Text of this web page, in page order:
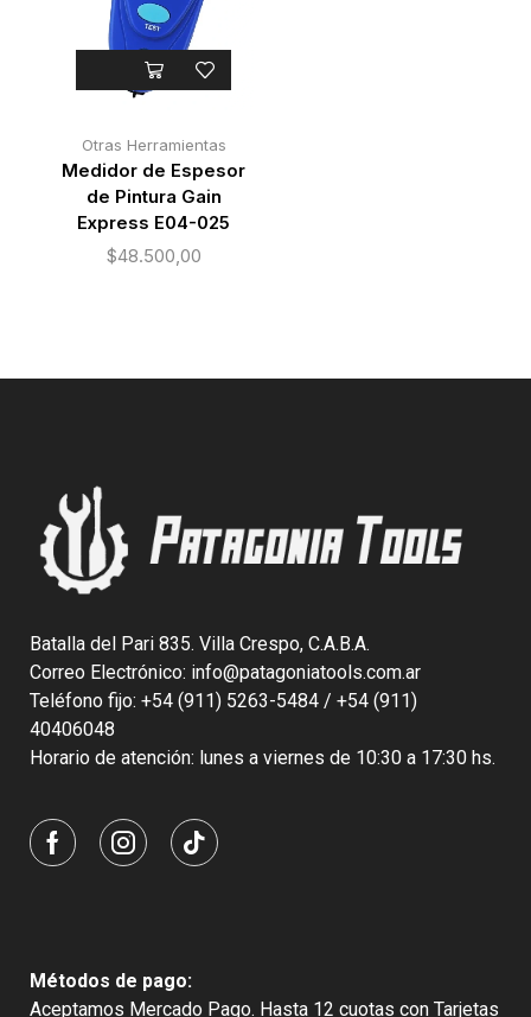
Otras Herramientas
Medidor de Espesor
de Pintura Gain
Express E04-025
$48.500,00
Batalla del Pari 835. Villa Crespo, C.A.B.A.
Correo Electrónico: info@patagoniatools.com.ar
Teléfono fijo: +54 (911) 5263-5484 / +54 (911)
40406048
Horario de atención: lunes a viernes de 10:30 a 17:30 hs.
Métodos de pago:
Aceptamos Mercado Pago. Hasta 12 cuotas con Tarjetas